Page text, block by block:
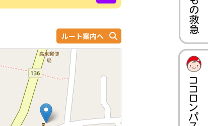
ルート案内へ